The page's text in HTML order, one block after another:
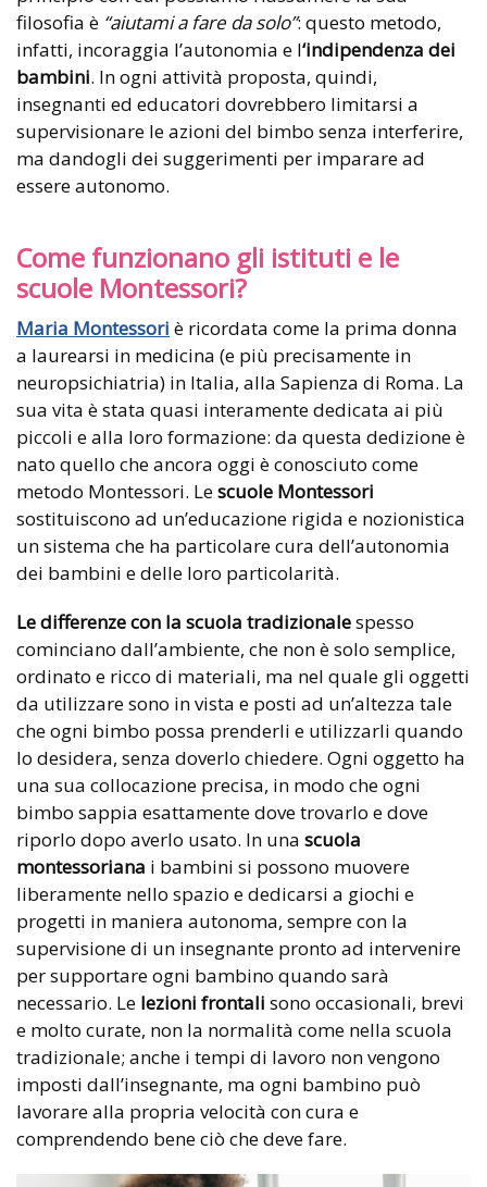
filosofia è “aiutami a fare da solo”: questo metodo,
infatti, incoraggia l’autonomia e l‘indipendenza dei
bambini. In ogni attività proposta, quindi,
insegnanti ed educatori dovrebbero limitarsi a
supervisionare le azioni del bimbo senza interferire,
ma dandogli dei suggerimenti per imparare ad
essere autonomo.
Come funzionano gli istituti e le
scuole Montessori?
Maria Montessori è ricordata come la prima donna
a laurearsi in medicina (e più precisamente in
neuropsichiatria) in Italia, alla Sapienza di Roma. La
sua vita è stata quasi interamente dedicata ai più
piccoli e alla loro formazione: da questa dedizione è
nato quello che ancora oggi è conosciuto come
metodo Montessori. Lescuole Montessori
sostituiscono ad un’educazione rigida e nozionistica
un sistema che ha particolare cura dell’autonomia
dei bambini e delle loro particolarità.
Le differenze con la scuola tradizionalespesso
cominciano dall’ambiente, che non è solo semplice,
ordinato e ricco di materiali, ma nel quale gli oggetti
da utilizzare sono in vista e posti ad un’altezza tale
che ogni bimbo possa prenderli e utilizzarli quando
lo desidera, senza doverlo chiedere. Ogni oggetto ha
una sua collocazione precisa, in modo che ogni
bimbo sappia esattamente dove trovarlo e dove
riporlo dopo averlo usato. In una scuola
montessoriana i bambini si possono muovere
liberamente nello spazio e dedicarsi a giochi e
progetti in maniera autonoma, sempre con la
supervisione di un insegnante pronto ad intervenire
per supportare ogni bambino quando sarà
necessario. Le lezioni frontali sono occasionali, brevi
e molto curate, non la normalità come nella scuola
tradizionale; anche i tempi di lavoro non vengono
imposti dall’insegnante, ma ogni bambino può
lavorare alla propria velocità con cura e
comprendendo bene ciò che deve fare.